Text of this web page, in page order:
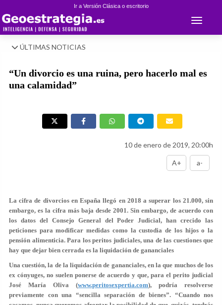
Ir a Versión Clásica o escritorio
Toggle
ÚLTIMAS NOTICIAS
“Un divorcio es una ruina, pero hacerlo mal es
una calamidad”
10 de enero de 2019, 20:00h
A+ a-
La cifra de divorcios en España llegó en 2018 a superar los 21.000, sin
embargo, es la cifra más baja desde 2001. Sin embargo, de acuerdo con
los datos del Consejo General del Poder Judicial, han crecido las
peticiones para modificar medidas como la custodia de los hijos o la
pensión alimenticia. Para los peritos judiciales, una de las cuestiones que
hay que dejar bien cerrada es la liquidación de gananciales
Una cuestión, la de la liquidación de gananciales, en la que muchos de los
ex cónyuges, no suelen ponerse de acuerdo y que, para el perito judicial
José María Oliva (www.peritosexpertia.com), podría resolverse
previamente con una “sencilla separación de bienes”. “Cuando nos